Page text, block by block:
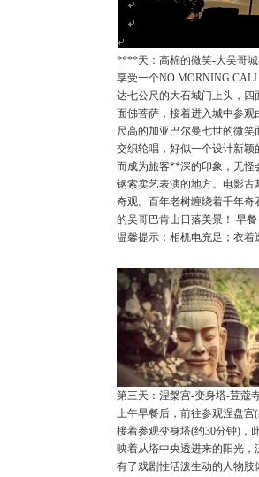
****天：高棉的微笑-大吴哥
享受一个NO MORNING
达七公尺的大石城门上头，
面佛菩萨，接着进入城中参
尺高的加亚巴尔曼七世的微
交织轮唱，好似一个设计新
而成为旅客**深的印象，无怪
钢索卖艺表演的地方。电影
奇观。百年老树缠绕着千年
的吴哥巴肯山日落美景！ 早
温馨提示：相机电充足；衣
第三天：涅槃宫-变身塔-荳蔻
上午早餐后，前往参观涅盘
接着参观变身塔(约30分钟)，
映着从塔中央透进来的阳光
有了戏剧性活泼生动的人物